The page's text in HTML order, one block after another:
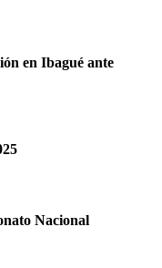
en Ibagué ante
Nacional